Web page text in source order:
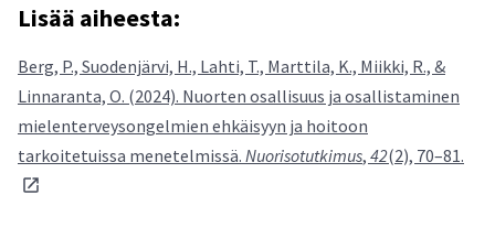
Lisää aiheesta:
Berg, P., Suodenjärvi, H., Lahti, T., Marttila, K., Miikki, R., &
Linnaranta, O. (2024). Nuorten osallisuus ja osallistaminen
mielenterveysongelmien ehkäisyyn ja hoitoon
tarkoitetuissa menetelmissä. Nuorisotutkimus, 42(2), 70–81.